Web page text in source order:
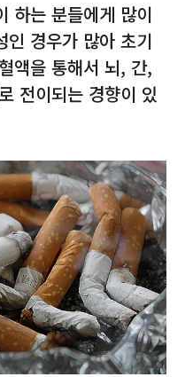
하는 분들에게 많이
인 경우가 많아 초기
액을 통해서 뇌, 간,
전이되는 경향이 있